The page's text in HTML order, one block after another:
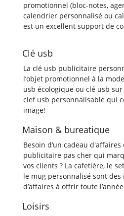
promotionnel (bloc-notes,
calendrier personnalisé ou
est un excellent support de
Clé usb
La clé usb publicitaire
l’objet promotionnel à la
usb écologique ou clé usb
clef usb personnalisable qui
image!
Maison & bureatique
Besoin d’un cadeau
publicitaire pas cher qui
vos clients ? La cafetière, le
le mug personnalisé sont des
d’affaires à offrir toute
Loisirs